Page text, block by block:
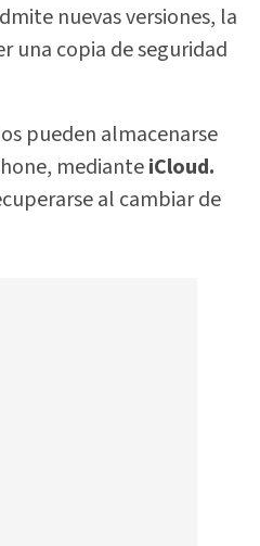
nuevas versiones, la
una copia de seguridad
pueden almacenarse
medianteiCloud.
al cambiar de